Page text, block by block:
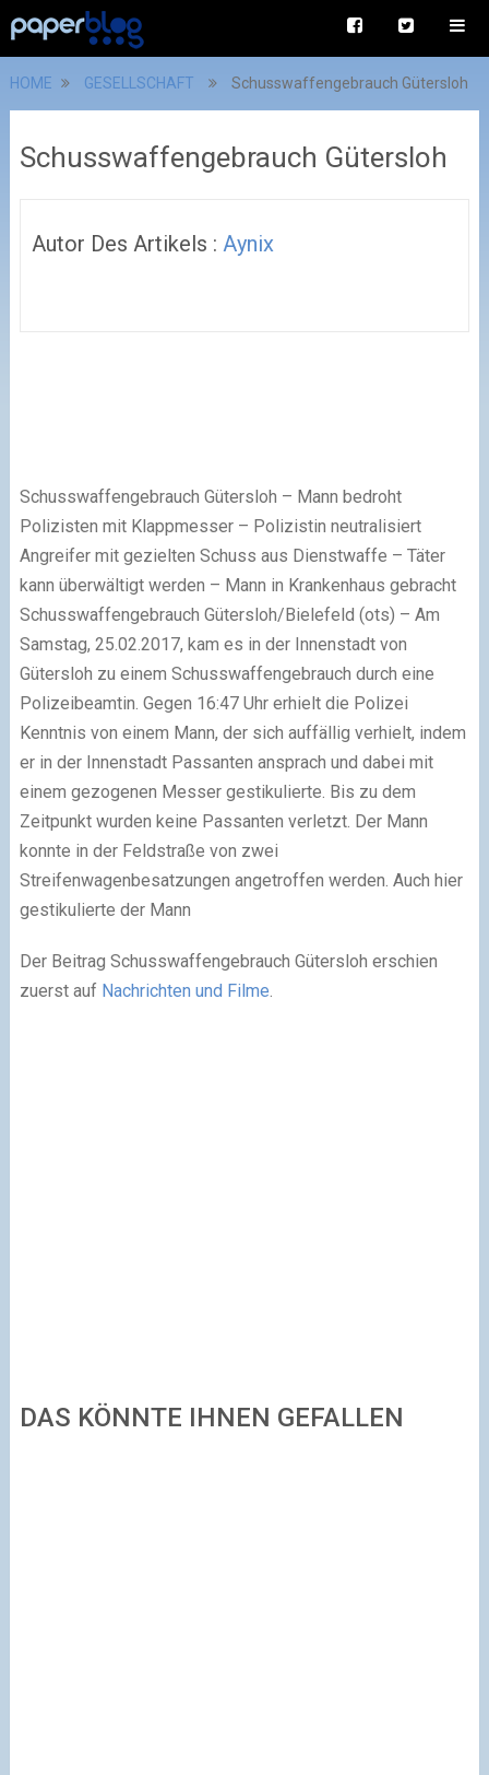
HOME GESELLSCHAFT Schusswaffengebrauch Gütersloh
Schusswaffengebrauch Gütersloh
Autor Des Artikels : Aynix
Schusswaffengebrauch Gütersloh – Mann bedroht
Polizisten mit Klappmesser – Polizistin neutralisiert
Angreifer mit gezielten Schuss aus Dienstwaffe – Täter
kann überwältigt werden – Mann in Krankenhaus gebracht
Schusswaffengebrauch Gütersloh/Bielefeld (ots) – Am
Samstag, 25.02.2017, kam es in der Innenstadt von
Gütersloh zu einem Schusswaffengebrauch durch eine
Polizeibeamtin. Gegen 16:47 Uhr erhielt die Polizei
Kenntnis von einem Mann, der sich auffällig verhielt, indem
er in der Innenstadt Passanten ansprach und dabei mit
einem gezogenen Messer gestikulierte. Bis zu dem
Zeitpunkt wurden keine Passanten verletzt. Der Mann
konnte in der Feldstraße von zwei
Streifenwagenbesatzungen angetroffen werden. Auch hier
gestikulierte der Mann
Der Beitrag Schusswaffengebrauch Gütersloh erschien
zuerst auf Nachrichten und Filme.
DAS KÖNNTE IHNEN GEFALLEN